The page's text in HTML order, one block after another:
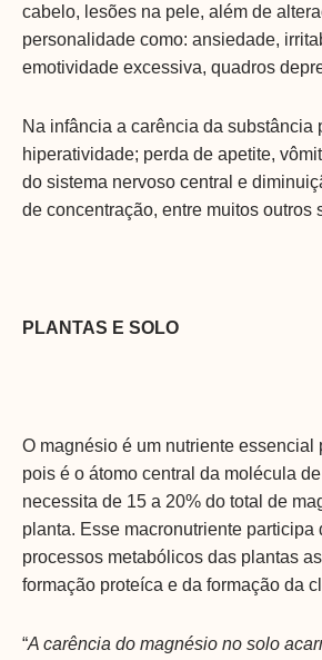
cabelo, lesões na pele, além de
personalidade como: ansiedade,
emotividade excessiva, quadros
Na infância a carência da substância
hiperatividade; perda de apetite,
do sistema nervoso central e
de concentração, entre muitos outros
PLANTAS E SOLO
O magnésio é um nutriente essencial
pois é o átomo central da molécula
necessita de 15 a 20% do total de
planta. Esse macronutriente participa
processos metabólicos das plantas
formação proteíca e da formação da
“A carência do magnésio no solo